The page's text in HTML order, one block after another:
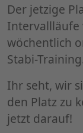
Der jetzige
Intervallläufe
wöchentlich
Stabi-
Ihr seht, wir
den Platz zu
jetzt darauf!